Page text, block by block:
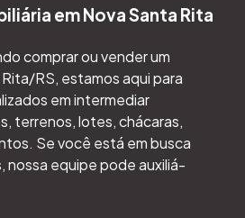
em Nova Santa Rita
comprar ou vender um
RS, estamos aqui para
em intermediar
terrenos, lotes, chácaras,
Se você está em busca
nossa equipe pode auxiliá-